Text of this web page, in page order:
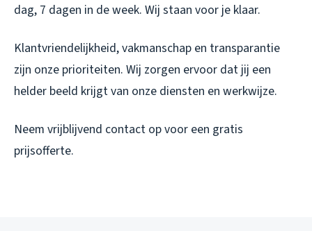
dag, 7 dagen in de week. Wij staan voor je klaar.
Klantvriendelijkheid, vakmanschap en transparantie
zijn onze prioriteiten. Wij zorgen ervoor dat jij een
helder beeld krijgt van onze diensten en werkwijze.
Neem vrijblijvend contact op voor een gratis
prijsofferte.